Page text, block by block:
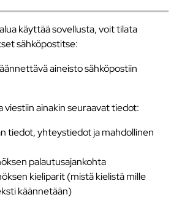
käyttää sovellusta, voit tilata
sähköpostitse:
aineisto sähköpostiin
viestiin ainakin seuraavat tiedot:
tiedot, yhteystiedot ja mahdollinen
palautusajankohta
kieliparit (mistä kielistä mille
käännetään)